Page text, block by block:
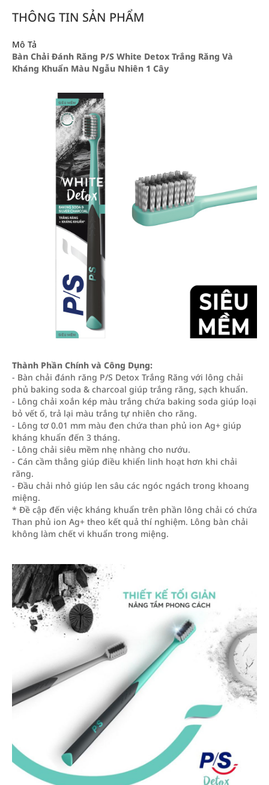
THÔNG TIN SẢN PHẨM
Mô Tả
Bàn Chải Đánh Răng P/S White Detox Trắng Răng Và
Kháng Khuẩn Màu Ngẫu Nhiên 1 Cây
Thành Phần Chính và Công Dụng:
- Bàn chải đánh răng P/S Detox Trắng Răng với lông chải
phủ baking soda & charcoal giúp trắng răng, sạch khuẩn.
- Lông chải xoắn kép màu trắng chứa baking soda giúp loại
bỏ vết ố, trả lại màu trắng tự nhiên cho răng.
- Lông tơ 0.01 mm màu đen chứa than phủ ion Ag+ giúp
kháng khuẩn đến 3 tháng.
- Lông chải siêu mềm nhẹ nhàng cho nướu.
- Cán cầm thẳng giúp điều khiển linh hoạt hơn khi chải
răng.
- Đầu chải nhỏ giúp len sâu các ngóc ngách trong khoang
miệng.
* Đề cập đến việc kháng khuẩn trên phần lông chải có chứa
Than phủ ion Ag+ theo kết quả thí nghiệm. Lông bàn chải
không làm chết vi khuẩn trong miệng.